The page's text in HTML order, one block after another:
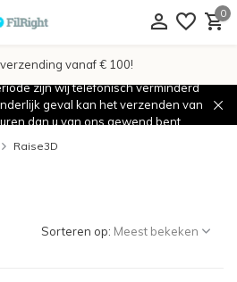
0
vanaf € 100!
zijn wij telefonisch verminderd
geval kan het verzenden van
dan u van ons gewend bent.
Raise3D
Sorteren op: